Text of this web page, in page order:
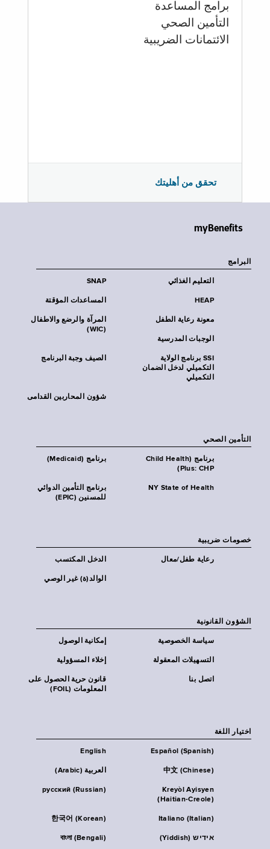
برامج المساعدة
التأمين الصحي
الائتمانات الضريبية
تحقق من أهليتك
myBenefits
البرامج
SNAP التعليم الغذائي
المساعدات المؤقتة HEAP
المرآة والرضع والاطفال
(WIC)
معونة رعاية الطفل
الوجبات المدرسية
الصيف وجبة البرنامج
SSI برنامج الولاية
التكميلي لدخل الضمان
التكميلي
شؤون المحاربين القدامى
التأمين الصحي
برنامج (Medicaid)
برنامج (Child Health
Plus: CHP)
برنامج التأمين الدوائي
للمسنين (EPIC)
NY State of Health
خصومات ضريبية
الدخل المكتسب رعاية طفل/معال
الوالد(ة) غير الوصي
الشؤون القانونية
إمكانية الوصول سياسة الخصوصية
إخلاء المسؤولية التسهيلات المعقولة
قانون حرية الحصول على
المعلومات (FOIL)
اتصل بنا
اختيار اللغة
English Español (Spanish)
العربية (Arabic) 中文 (Chinese)
русский (Russian)
Kreyòl Ayisyen
(Haitian-Creole)
한국어 (Korean) Italiano (Italian)
বাংলা (Bengali) אידיש (Yiddish)